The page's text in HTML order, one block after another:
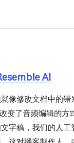
AI
像修改文档中的错
变了音频编辑的方
字稿，我们的人工